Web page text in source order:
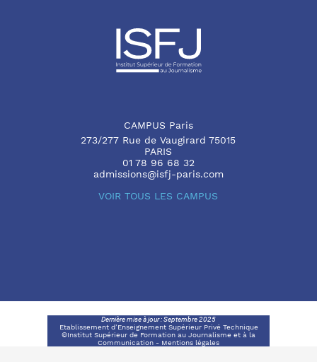
CAMPUS Paris
273/277 Rue de Vaugirard 75015
PARIS
01 78 96 68 32
admissions@isfj-paris.com
VOIR TOUS LES CAMPUS
Dernière mise à jour : Septembre 2025
Etablissement d’Enseignement Supérieur Privé Technique
©Institut Supérieur de Formation au Journalisme et à la
Communication - Mentions légales